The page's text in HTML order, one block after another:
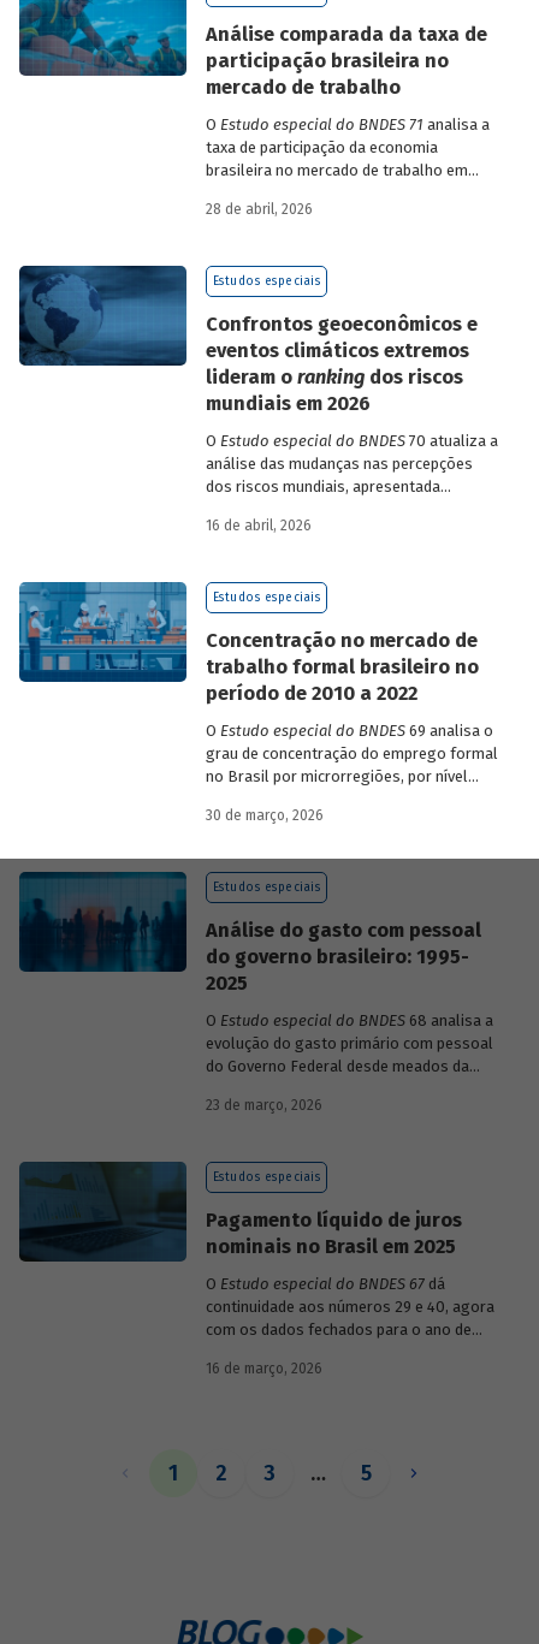
Análise comparada da taxa de
participação brasileira no
mercado de trabalho
O Estudo especial do BNDES 71 analisa a
taxa de participação da economia
brasileira no mercado de trabalho em
países de diferentes continentes e
28 de abril, 2026
Estudos especiais
Confrontos geoeconômicos e
eventos climáticos extremos
lideram o ranking dos riscos
mundiais em 2026
O Estudo especial do BNDES70 atualiza a
análise das mudanças nas percepções
dos riscos mundiais, apresentada
dos relatórios Global Risks Report (GRR)
mundiais para o ano em curso e para dois
16 de abril, 2026
Estudos especiais
Concentração no mercado de
trabalho formal brasileiro no
período de 2010 a 2022
O Estudo especial do BNDES69 analisa o
grau de concentração do emprego formal
no Brasil por microrregiões, por nível
setores, entre 2010 e 2022.
30 de março, 2026
Estudos especiais
Análise do gasto com pessoal
do governo brasileiro: 1995-
2025
O Estudo especial do BNDES68 analisa a
evolução do gasto primário com pessoal
do Governo Federal desde meados da
durante esse período e as mudanças
23 de março, 2026
Estudos especiais
Pagamento líquido de juros
nominais no Brasil em 2025
O Estudo especial do BNDES 67dá
continuidade aos números 29 e 40, agora
com os dados fechados para o ano de
16 de março, 2026
1 2 3 … 5